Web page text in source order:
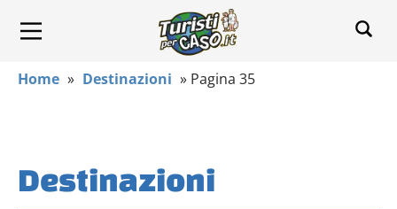
Home » Destinazioni » Pagina 35
Destinazioni